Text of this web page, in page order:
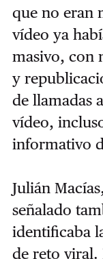
que no eran
vídeo ya
masivo, con
y
de llamadas
vídeo,
informativo
Julián
señalado
identificaba
de reto viral.